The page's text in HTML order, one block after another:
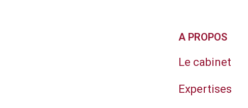
A PROPOS
Le cabinet
Expertises